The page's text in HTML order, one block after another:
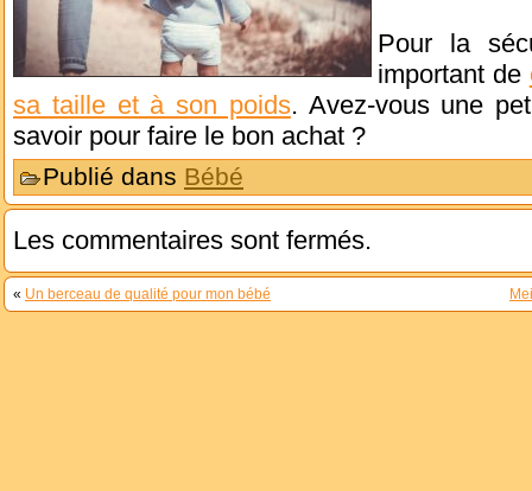
Pour la
important de
sa taille et à son poids. Avez-vous une
savoir pour faire le bon achat ?
Publié dans Bébé
Les commentaires sont fermés.
« Un berceau de qualité pour mon bébé